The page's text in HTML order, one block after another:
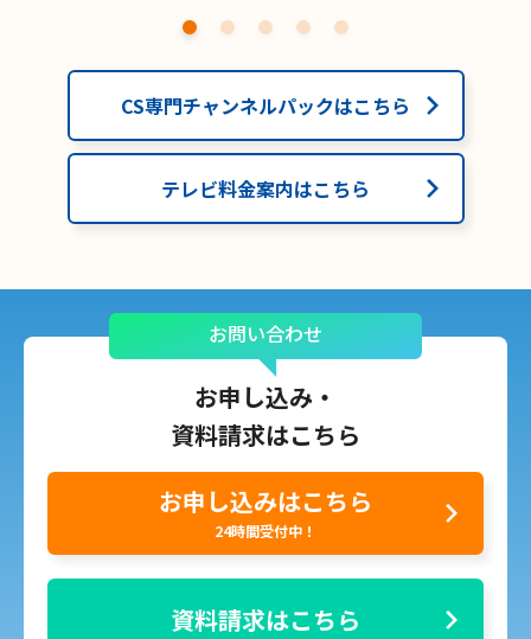
CS専門チャンネルパックはこちら
テレビ料金案内はこちら
お問い合わせ
お申し込み・
資料請求はこちら
お申し込みはこちら
24時間受付中！
資料請求はこちら